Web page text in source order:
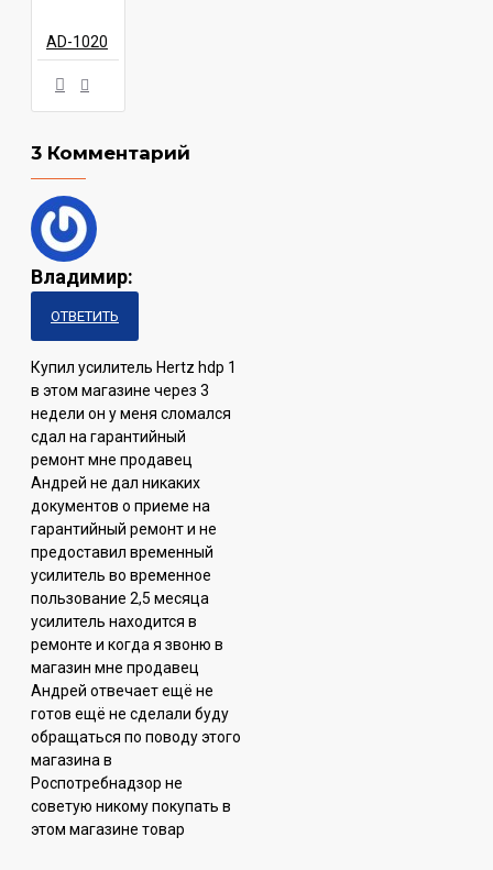
AD-1020
3 Комментарий
Владимир:
ОТВЕТИТЬ
Купил усилитель Hertz hdp 1
в этом магазине через 3
недели он у меня сломался
сдал на гарантийный
ремонт мне продавец
Андрей не дал никаких
документов о приеме на
гарантийный ремонт и не
предоставил временный
усилитель во временное
пользование 2,5 месяца
усилитель находится в
ремонте и когда я звоню в
магазин мне продавец
Андрей отвечает ещё не
готов ещё не сделали буду
обращаться по поводу этого
магазина в
Роспотребнадзор не
советую никому покупать в
этом магазине товар